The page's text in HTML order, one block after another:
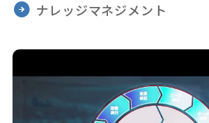
ナレッジマネジメント